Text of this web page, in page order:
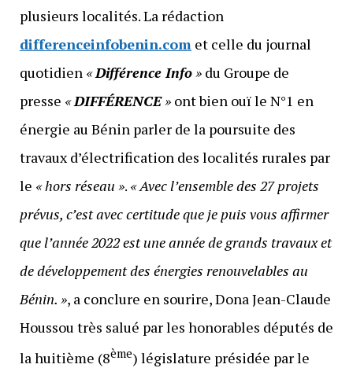
plusieurs localités. La rédaction
differenceinfobenin.com et celle du journal
quotidien «Différence Info»du Groupe de
presse «DIFFÉRENCE»ont bien ouï le N°1 en
énergie au Bénin parler de la poursuite des
travaux d’électrification des localités rurales par
le « hors réseau ». « Avec l’ensemble des 27 projets
prévus, c’est avec certitude que je puis vous affirmer
que l’année 2022 est une année de grands travaux et
de développement des énergies renouvelables au
Bénin. », a conclure en sourire, Dona Jean-Claude
Houssou très salué par les honorables députés de
la huitième (8ème) législature présidée par le